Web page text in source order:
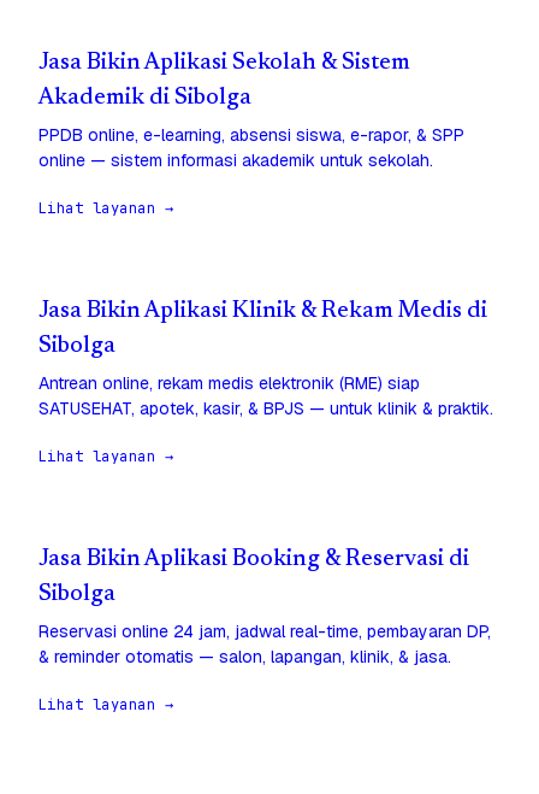
Jasa Bikin Aplikasi Sekolah & Sistem
Akademik di Sibolga
PPDB online, e-learning, absensi siswa, e-rapor, & SPP
online — sistem informasi akademik untuk sekolah.
Lihat layanan →
Jasa Bikin Aplikasi Klinik & Rekam Medis di
Sibolga
Antrean online, rekam medis elektronik (RME) siap
SATUSEHAT, apotek, kasir, & BPJS — untuk klinik & praktik.
Lihat layanan →
Jasa Bikin Aplikasi Booking & Reservasi di
Sibolga
Reservasi online 24 jam, jadwal real-time, pembayaran DP,
& reminder otomatis — salon, lapangan, klinik, & jasa.
Lihat layanan →